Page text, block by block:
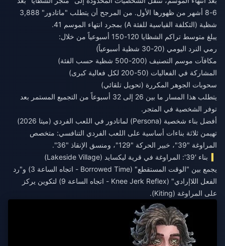
6-8 أشهر من ظهورها الأول. من المرجح أن يتطلب "ماتادور" 3,888
شظية (التكلفة القياسية للفئة A) بمجرد انتهاء الموسم 41.
يبلغ متوسط تراكم الشظايا 120-150 أسبوعياً من خلال:
رمي النرد اليومي (20-30 شظية أسبوعياً)
مكافآت موسم التصنيف (200-500 شظية حسب الفئة)
المشاركة في الفعاليات (50-200 لكل فعالية كبرى)
سحوبات الجوهر المكررة (تحويل تلقائي)
يتطلب هذا المسار ما بين 26 إلى 32 أسبوعاً من التجميع المستمر بعد
توفر الشخصية في المتجر.
أفضل بناء شخصية (Persona) لماتادور في اللعب الفردي (ميتا 2026)
تهيمن ثلاثة بناءات أساسية على اللعب الفردي التنافسي: متخصص
المراوغة "39"، خبير الحركة "129"، ومنسق الإنقاذ "36".
بناء '39': المراوغة في قرية ليكسايد (Lakeside Village)
يجمع بين "الوقت المستقطع" (Borrowed Time - اتجاه الساعة 3) و"رد
الفعل اللاإرادي" (Knee Jerk Reflex - اتجاه الساعة 9) لتكوين يركز
على المراوغة (Kiting).